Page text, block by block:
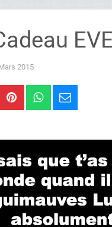
2015